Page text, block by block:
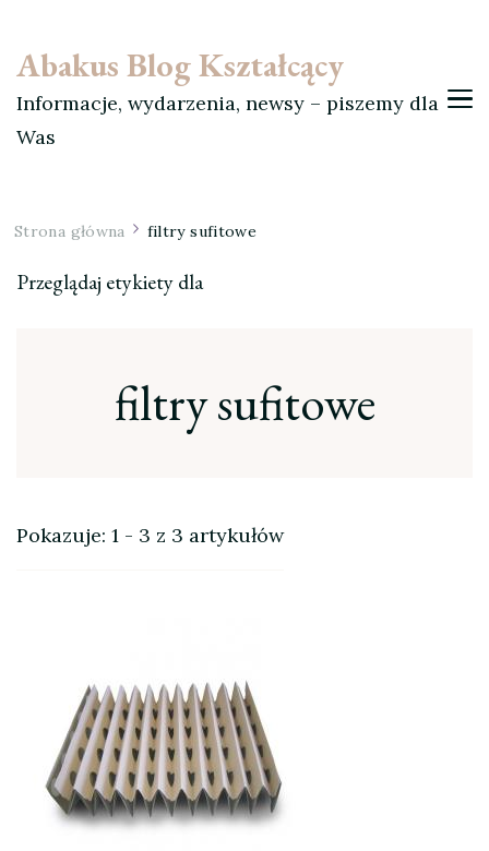
Abakus Blog Kształcący
Informacje, wydarzenia, newsy – piszemy dla
Was
Strona główna filtry sufitowe
Przeglądaj etykiety dla
filtry sufitowe
Pokazuje: 1 - 3 z 3 artykułów